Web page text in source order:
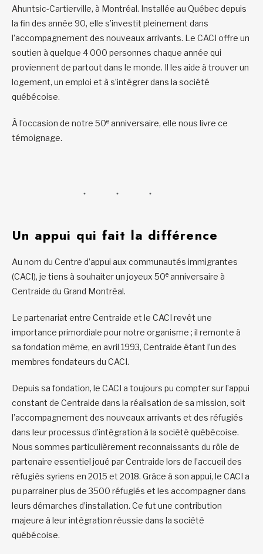
Ahuntsic-Cartierville, à Montréal. Installée au Québec depuis
la fin des année 90, elle s’investit pleinement dans
l’accompagnement des nouveaux arrivants. Le CACI offre un
soutien à quelque 4 000 personnes chaque année qui
proviennent de partout dans le monde. Il les aide à trouver un
logement, un emploi et à s’intégrer dans la société
québécoise.
À l’occasion de notre 50e anniversaire, elle nous livre ce
témoignage.
Un appui qui fait la différence
Au nom du Centre d’appui aux communautés immigrantes
(CACI), je tiens à souhaiter un joyeux 50e anniversaire à
Centraide du Grand Montréal.
Le partenariat entre Centraide et le CACI revêt une
importance primordiale pour notre organisme ; il remonte à
sa fondation même, en avril 1993, Centraide étant l’un des
membres fondateurs du CACI.
Depuis sa fondation, le CACI a toujours pu compter sur l’appui
constant de Centraide dans la réalisation de sa mission, soit
l’accompagnement des nouveaux arrivants et des réfugiés
dans leur processus d’intégration à la société québécoise.
Nous sommes particulièrement reconnaissants du rôle de
partenaire essentiel joué par Centraide lors de l’accueil des
réfugiés syriens en 2015 et 2018. Grâce à son appui, le CACI a
pu parrainer plus de 3500 réfugiés et les accompagner dans
leurs démarches d’installation. Ce fut une contribution
majeure à leur intégration réussie dans la société
québécoise.